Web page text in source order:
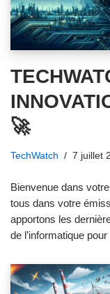
🚀
TechWatch 7 juillet
Bienvenue dans
tous dans votre
apportons les
de l’informatique